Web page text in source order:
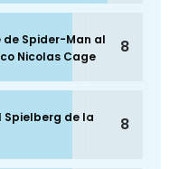
de Spider-Man al
Nicolas Cage
8
Spielberg de la
8